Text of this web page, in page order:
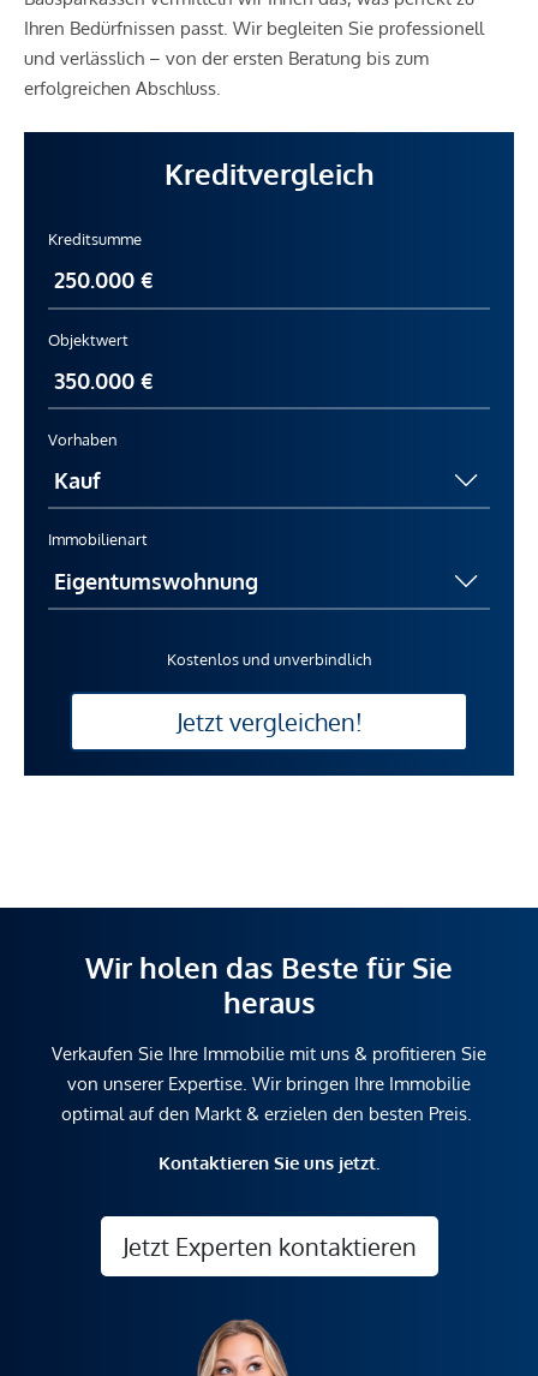
Ihren Bedürfnissen passt. Wir begleiten Sie professionell
und verlässlich – von der ersten Beratung bis zum
erfolgreichen Abschluss.
Kreditvergleich
Kreditsumme
Objektwert
Vorhaben
Immobilienart
Kostenlos und unverbindlich
Jetzt vergleichen!
Wir holen das Beste für Sie
heraus
Verkaufen Sie Ihre Immobilie mit uns & profitieren Sie
von unserer Expertise. Wir bringen Ihre Immobilie
optimal auf den Markt & erzielen den besten Preis.
Kontaktieren Sie uns jetzt.
Jetzt Experten kontaktieren